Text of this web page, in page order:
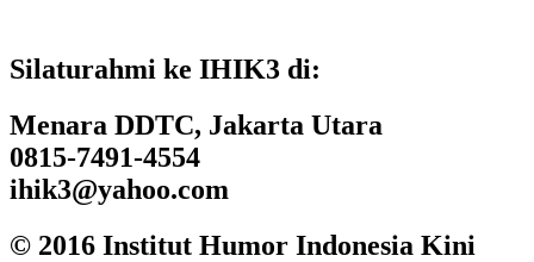
Silaturahmi ke IHIK3 di:
Menara DDTC, Jakarta Utara
0815-7491-4554
ihik3@yahoo.com
© 2016 Institut Humor Indonesia Kini